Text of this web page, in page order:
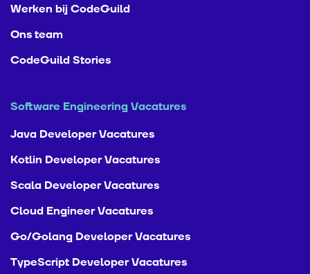
Werken bij CodeGuild
Ons team
CodeGuild Stories
Software Engineering Vacatures
Java Developer Vacatures
Kotlin Developer Vacatures
Scala Developer Vacatures
Cloud Engineer Vacatures
Go/Golang Developer Vacatures
TypeScript Developer Vacatures